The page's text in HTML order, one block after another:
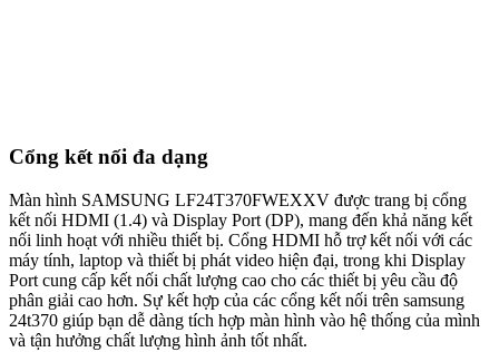
Cổng kết nối đa dạng
Màn hình SAMSUNG LF24T370FWEXXV được trang bị cổng
kết nối HDMI (1.4) và Display Port (DP), mang đến khả năng kết
nối linh hoạt với nhiều thiết bị. Cổng HDMI hỗ trợ kết nối với các
máy tính, laptop và thiết bị phát video hiện đại, trong khi Display
Port cung cấp kết nối chất lượng cao cho các thiết bị yêu cầu độ
phân giải cao hơn. Sự kết hợp của các cổng kết nối trên samsung
24t370 giúp bạn dễ dàng tích hợp màn hình vào hệ thống của mình
và tận hưởng chất lượng hình ảnh tốt nhất.